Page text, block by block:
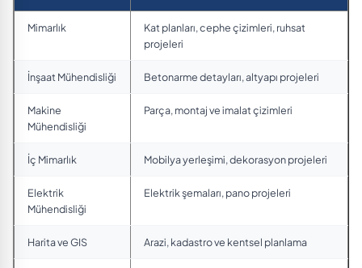
Mimarlık
Kat planları, cephe çizimleri, ruhsat
projeleri
İnşaat Mühendisliği Betonarme detayları, altyapı projeleri
Makine
Mühendisliği
Parça, montaj ve imalat çizimleri
İç Mimarlık Mobilya yerleşimi, dekorasyon projeleri
Elektrik
Mühendisliği
Elektrik şemaları, pano projeleri
Harita ve GIS Arazi, kadastro ve kentsel planlama